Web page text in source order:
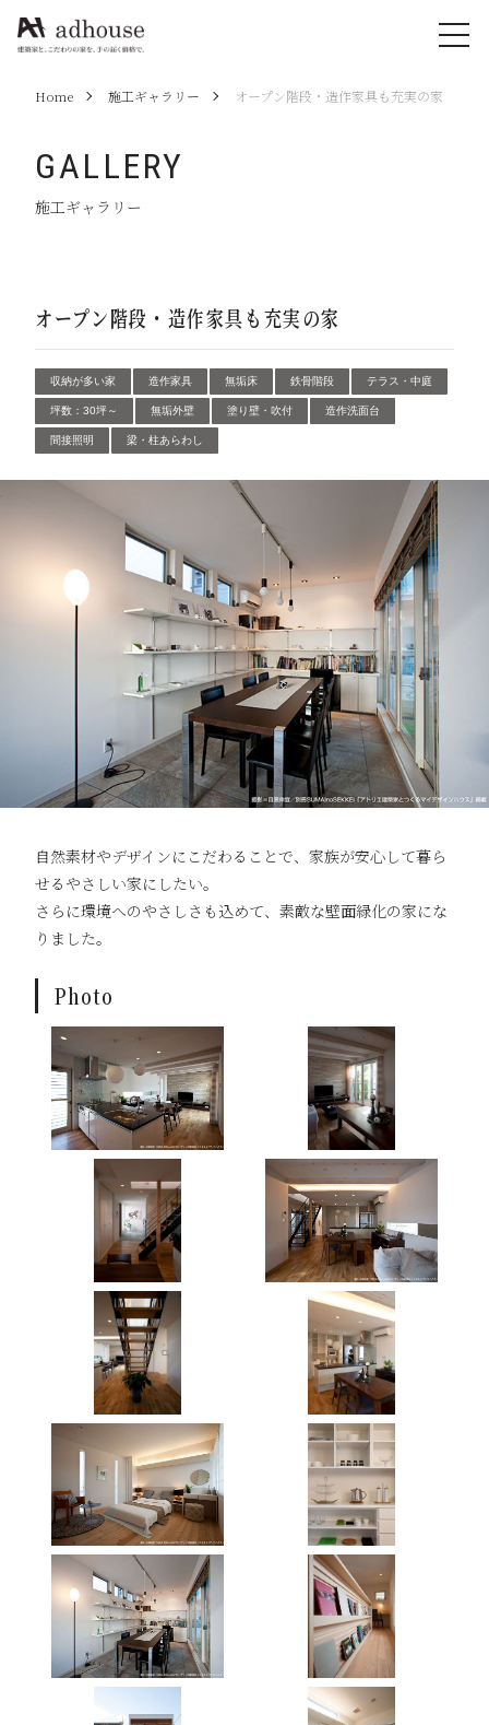
Home 施工ギャラリー オープン階段・造作家具も充実の家
GALLERY
施工ギャラリー
オープン階段・造作家具も充実の家
収納が多い家 造作家具 無垢床 鉄骨階段 テラス・中庭
坪数：30坪～ 無垢外壁 塗り壁・吹付 造作洗面台
間接照明 梁・柱あらわし
自然素材やデザインにこだわることで、家族が安心して暮ら
せるやさしい家にしたい。
さらに環境へのやさしさも込めて、素敵な壁面緑化の家にな
りました。
Photo